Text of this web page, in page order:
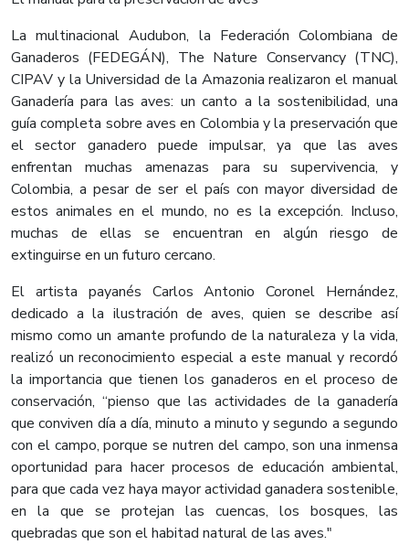
La multinacional Audubon, la Federación Colombiana de
Ganaderos (FEDEGÁN), The Nature Conservancy (TNC),
CIPAV y la Universidad de la Amazonia realizaron el manual
Ganadería para las aves: un canto a la sostenibilidad, una
guía completa sobre aves en Colombia y la preservación que
el sector ganadero puede impulsar, ya que las aves
enfrentan muchas amenazas para su supervivencia, y
Colombia, a pesar de ser el país con mayor diversidad de
estos animales en el mundo, no es la excepción. Incluso,
muchas de ellas se encuentran en algún riesgo de
extinguirse en un futuro cercano.
El artista payanés Carlos Antonio Coronel Hernández,
dedicado a la ilustración de aves, quien se describe así
mismo como un amante profundo de la naturaleza y la vida,
realizó un reconocimiento especial a este manual y recordó
la importancia que tienen los ganaderos en el proceso de
conservación, “pienso que las actividades de la ganadería
que conviven día a día, minuto a minuto y segundo a segundo
con el campo, porque se nutren del campo, son una inmensa
oportunidad para hacer procesos de educación ambiental,
para que cada vez haya mayor actividad ganadera sostenible,
en la que se protejan las cuencas, los bosques, las
quebradas que son el habitad natural de las aves."